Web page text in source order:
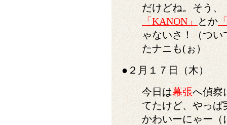
だけどね。そう、
「KANON」
とか
ゃないさ！（つい
たナニも(ぉ）
●２月１７日（木）
今日は幕張へ偵察
てたけど、やっぱ
かわいーにゃー（